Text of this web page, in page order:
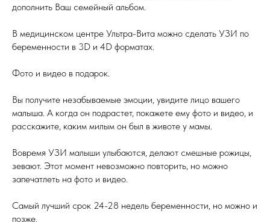
дополнить Ваш семейный альбом.
В медицинском центре Ультра-Вита можно сделать УЗИ по
беременности в 3D и 4D форматах.
Фото и видео в подарок.
Вы получите незабываемые эмоции, увидите лицо вашего
малыша. А когда он подрастет, покажете ему фото и видео, и
расскажите, каким милым он был в животе у мамы.
Вовремя УЗИ малыши улыбаются, делают смешные рожицы,
зевают. Этот момент невозможно повторить, но можно
запечатлеть на фото и видео.
Самый лучший срок 24-28 недель беременности, но можно и
позже.